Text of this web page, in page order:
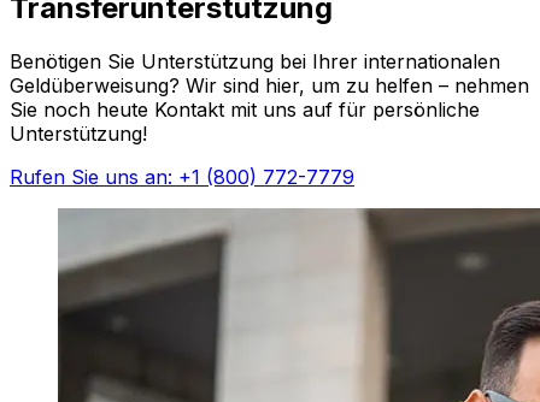
Transferunterstützung
Benötigen Sie Unterstützung bei Ihrer internationalen
Geldüberweisung? Wir sind hier, um zu helfen – nehmen
Sie noch heute Kontakt mit uns auf für persönliche
Unterstützung!
Rufen Sie uns an: +1 (800) 772-7779